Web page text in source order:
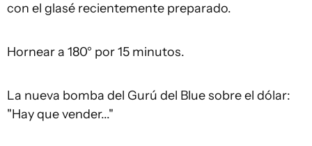
con el glasé recientemente preparado.
Hornear a 180° por 15 minutos.
La nueva bomba del Gurú del Blue sobre el dólar:
"Hay que vender..."